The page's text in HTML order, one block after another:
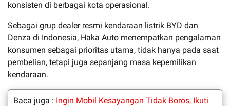
konsisten di berbagai kota operasional.
Sebagai grup dealer resmi kendaraan listrik BYD dan
Denza di Indonesia, Haka Auto menempatkan pengalaman
konsumen sebagai prioritas utama, tidak hanya pada saat
pembelian, tetapi juga sepanjang masa kepemilikan
kendaraan.
Baca juga : Ingin Mobil Kesayangan Tidak Boros, Ikuti